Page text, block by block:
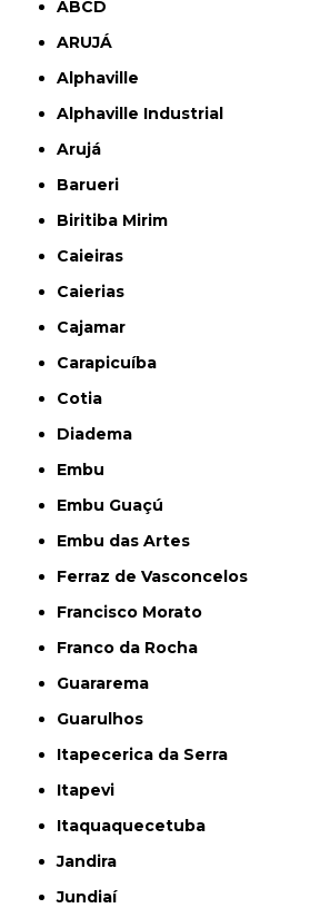
ABCD
ARUJÁ
Alphaville
Alphaville Industrial
Arujá
Barueri
Biritiba Mirim
Caieiras
Caierias
Cajamar
Carapicuíba
Cotia
Diadema
Embu
Embu Guaçú
Embu das Artes
Ferraz de Vasconcelos
Francisco Morato
Franco da Rocha
Guararema
Guarulhos
Itapecerica da Serra
Itapevi
Itaquaquecetuba
Jandira
Jundiaí